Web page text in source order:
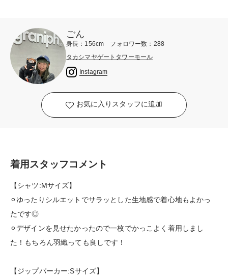
ごん
身長：156cm フォロワー数：288
タカシマヤゲートタワーモール
Instagram
お気に入りスタッフに追加
着用スタッフコメント
【シャツ:Mサイズ】
⚪︎ゆったりシルエットでサラッとした生地感で着心地もよかっ
たです◎
⚪︎デザインを見せたかったので一枚でかっこよく着用しまし
た！もちろん羽織っても良しです！
【ジップパーカー:Sサイズ】